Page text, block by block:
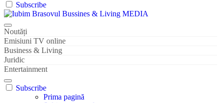
Subscribe
Iubim Brasovul Bussines & Living MEDIA
Din pasiune și dragoste pentru Brașoveni
Noutăți
Emisiuni TV online
Business & Living
Juridic
Entertainment
Subscribe
Prima pagină